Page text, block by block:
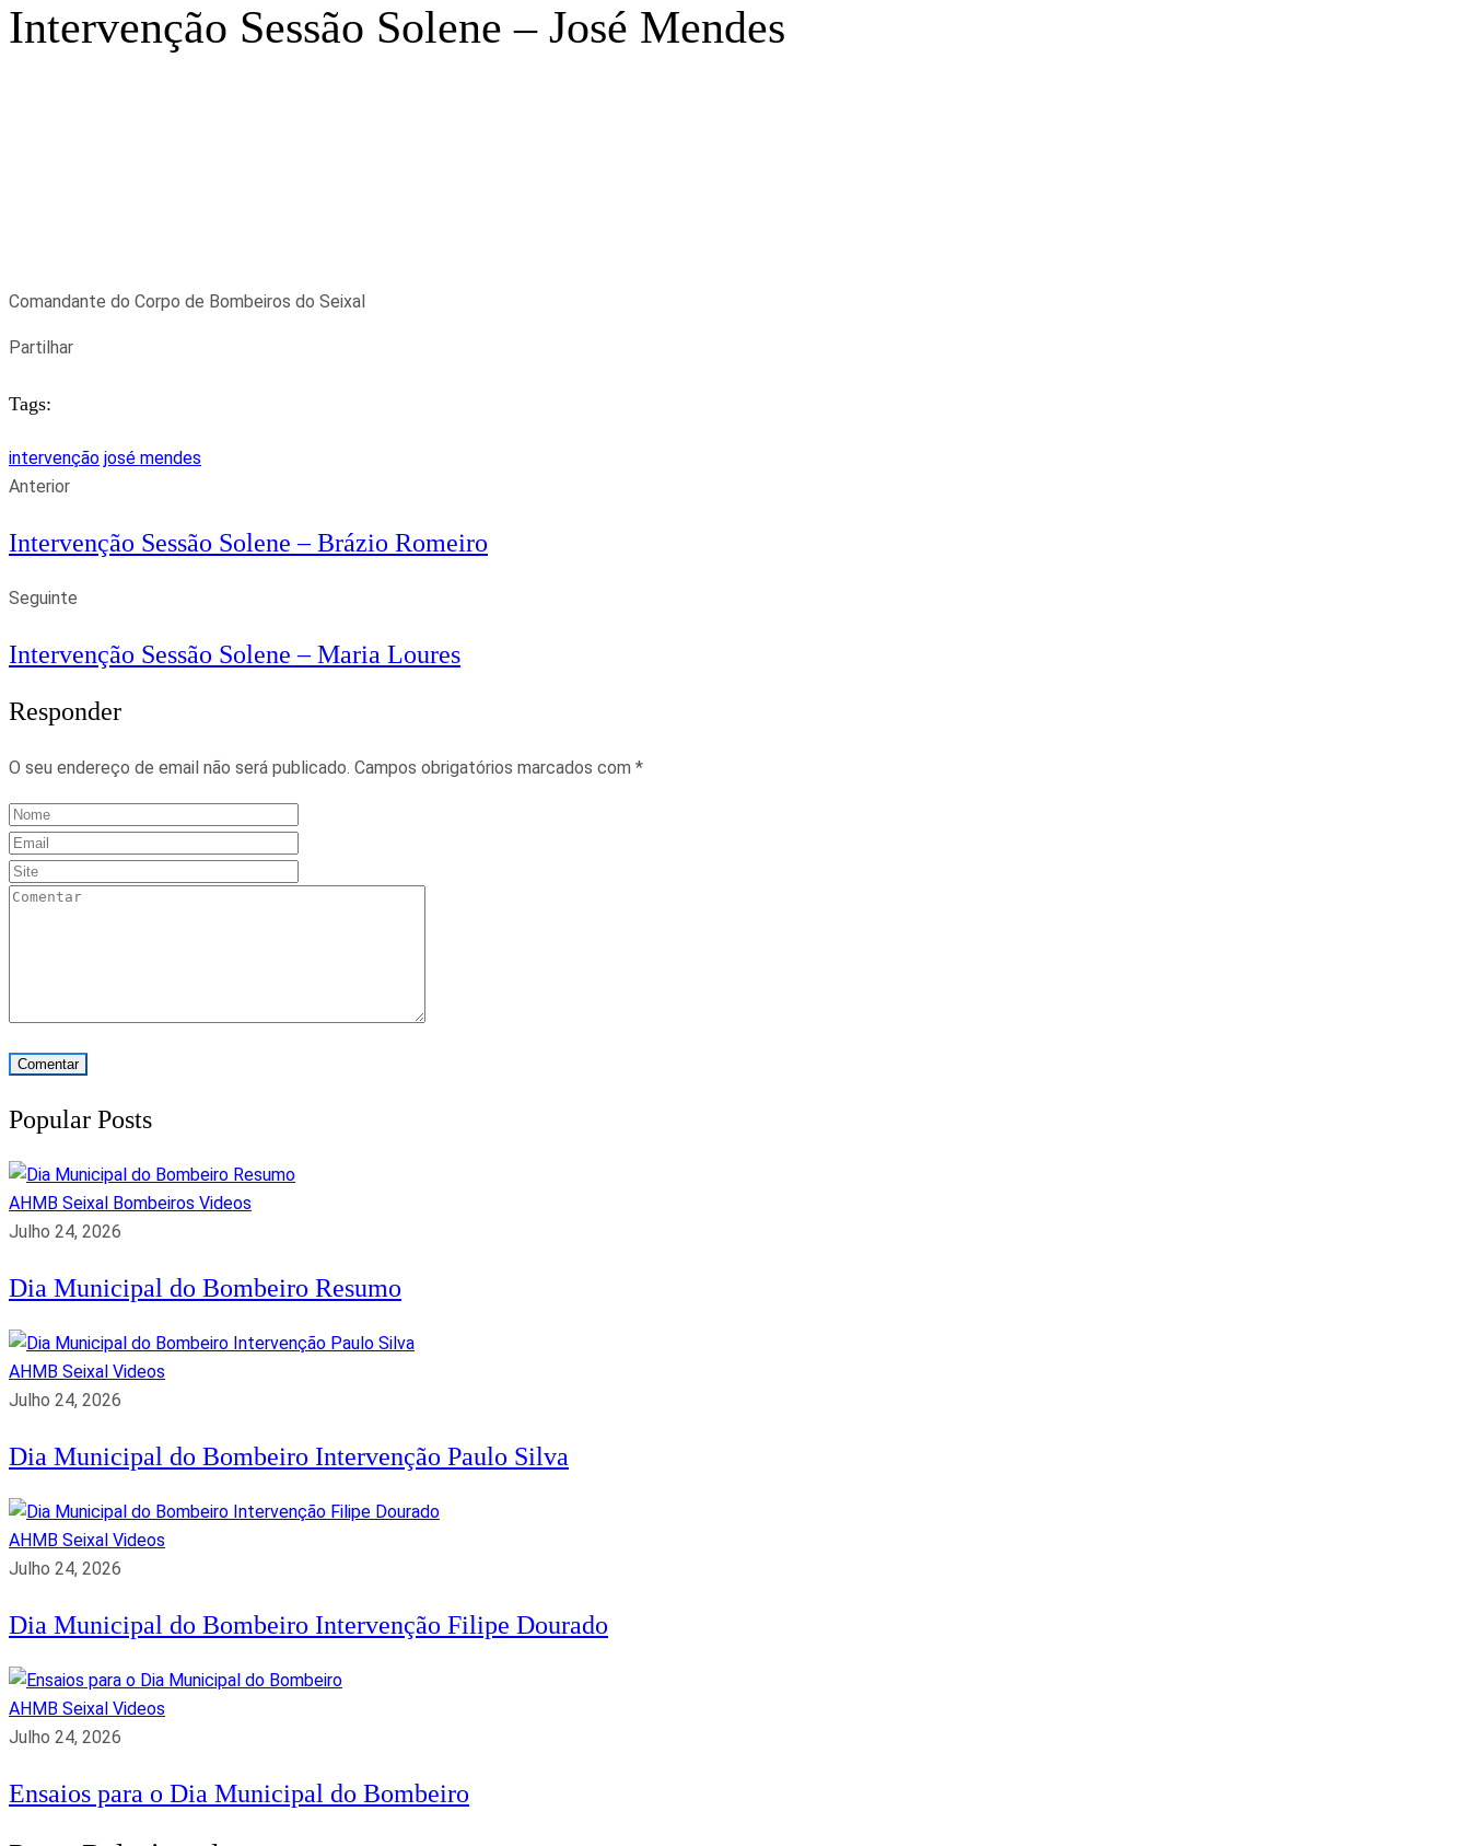
Intervenção Sessão Solene – José Mendes
Comandante do Corpo de Bombeiros do Seixal
Partilhar
Tags:
intervenção josé mendes
Anterior
Intervenção Sessão Solene – Brázio Romeiro
Seguinte
Intervenção Sessão Solene – Maria Loures
Responder
O seu endereço de email não será publicado. Campos obrigatórios marcados com *
Popular Posts
AHMB Seixal Bombeiros Videos
Julho 24, 2026
Dia Municipal do Bombeiro Resumo
AHMB Seixal Videos
Julho 24, 2026
Dia Municipal do Bombeiro Intervenção Paulo Silva
AHMB Seixal Videos
Julho 24, 2026
Dia Municipal do Bombeiro Intervenção Filipe Dourado
AHMB Seixal Videos
Julho 24, 2026
Ensaios para o Dia Municipal do Bombeiro